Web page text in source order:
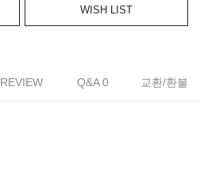
WISH LIST
REVIEW Q&A 0 교환/환불